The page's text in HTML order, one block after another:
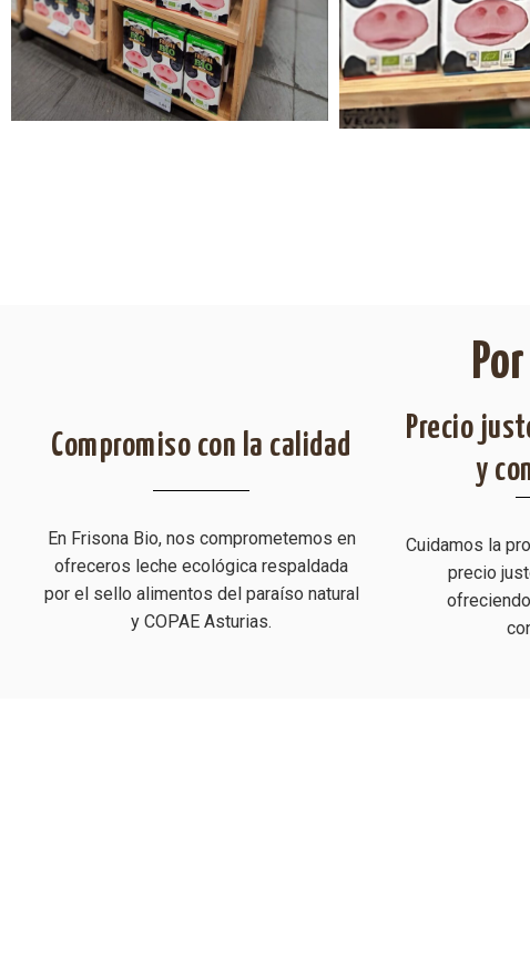
Compromiso con la calidad
En Frisona Bio, nos comprometemos en
ofreceros leche ecológica respaldada
por el sello alimentos del paraíso natural
y COPAE Asturias.
Precio
y
Cuidamos la
precio